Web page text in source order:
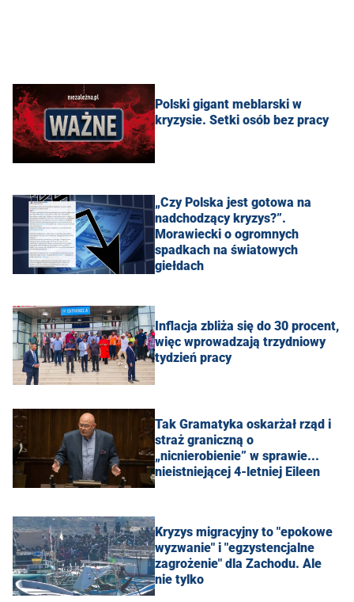
Polski gigant meblarski w
kryzysie. Setki osób bez pracy
„Czy Polska jest gotowa na
nadchodzący kryzys?”.
Morawiecki o ogromnych
spadkach na światowych
giełdach
Inflacja zbliża się do 30 procent,
więc wprowadzają trzydniowy
tydzień pracy
Tak Gramatyka oskarżał rząd i
straż graniczną o
„nicnierobienie” w sprawie...
nieistniejącej 4-letniej Eileen
Kryzys migracyjny to "epokowe
wyzwanie" i "egzystencjalne
zagrożenie" dla Zachodu. Ale
nie tylko